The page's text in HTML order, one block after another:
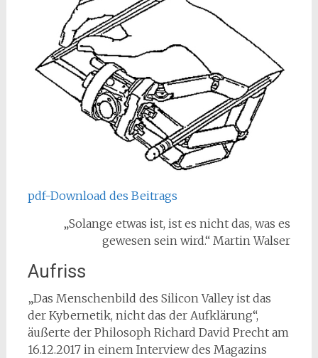
pdf-Download des Beitrags
„Solange etwas ist, ist es nicht das, was es
gewesen sein wird.“ Martin Walser
Aufriss
„Das Menschenbild des Silicon Valley ist das
der Kybernetik, nicht das der Aufklärung“,
äußerte der Philosoph Richard David Precht am
16.12.2017 in einem Interview des Magazins